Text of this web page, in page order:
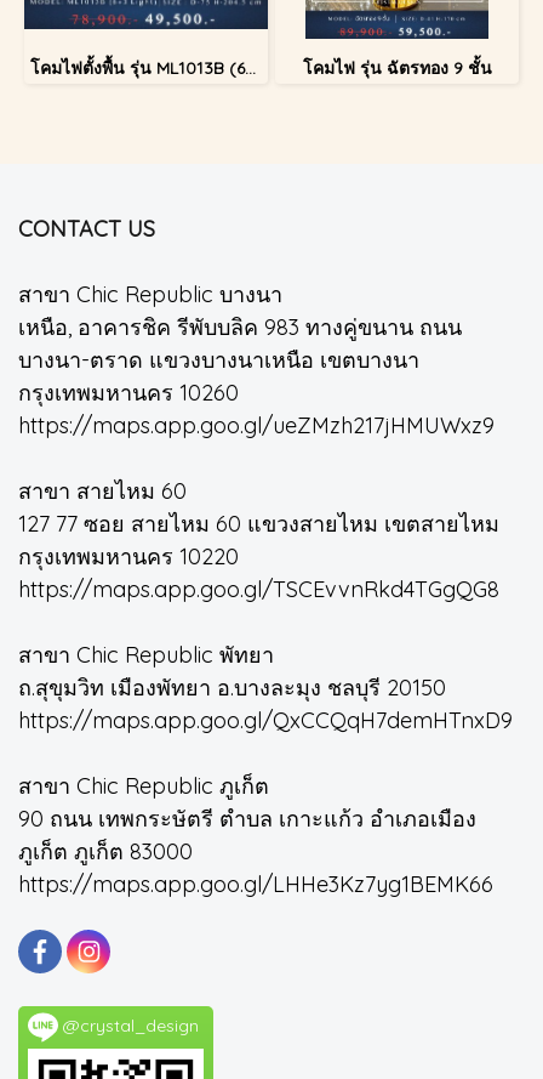
โคมไฟตั้งพื้น รุ่น ML1013B (6+3 Light) โคมไฟ รุ่น ฉัตรทอง 9 ชั้น
CONTACT US
สาขา Chic Republic บางนา
เหนือ, อาคารชิค รีพับบลิค 983 ทางคู่ขนาน ถนน
บางนา-ตราด แขวงบางนาเหนือ เขตบางนา
กรุงเทพมหานคร 10260
https://maps.app.goo.gl/ueZMzh217jHMUWxz9
สาขา สายไหม 60
127 77 ซอย สายไหม 60 แขวงสายไหม เขตสายไหม
กรุงเทพมหานคร 10220
https://maps.app.goo.gl/TSCEvvnRkd4TGgQG8
สาขา Chic Republic พัทยา
ถ.สุขุมวิท เมืองพัทยา อ.บางละมุง ชลบุรี 20150
https://maps.app.goo.gl/QxCCQqH7demHTnxD9
สาขา Chic Republic ภูเก็ต
90 ถนน เทพกระษัตรี ตำบล เกาะแก้ว อำเภอเมือง
ภูเก็ต ภูเก็ต 83000
https://maps.app.goo.gl/LHHe3Kz7yg1BEMK66
@crystal_design